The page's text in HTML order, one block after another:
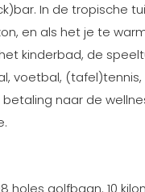
In de tropische
en als het je te
kinderbad, de
voetbal,
naar de
holes golfbaan. 10